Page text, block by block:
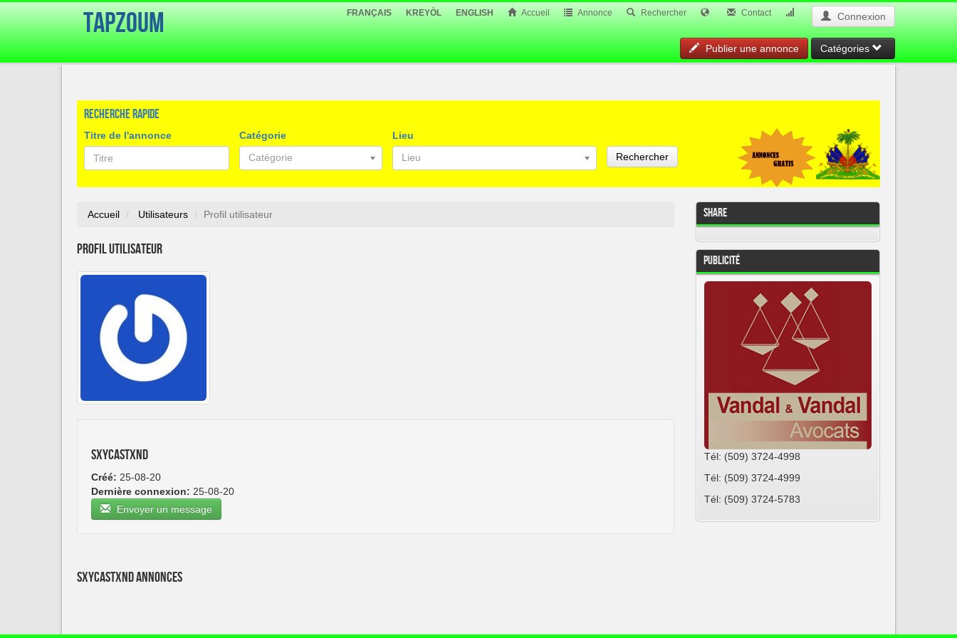
TapZoum FRANÇAIS KREYÒL ENGLISH Accueil Annonce Rechercher Contact Connexion
Publier une annonce Catégories
Recherche rapide
Titre de l'annonce
Catégorie
Catégorie
Lieu
Lieu
Rechercher
Accueil Utilisateurs Profil utilisateur
Profil utilisateur
sxycastxnd
Créé: 25-08-20
Dernière connexion: 25-08-20
Envoyer un message
sxycastxnd Annonces
Share
Publicité
Tél: (509) 3724-4998
Tél: (509) 3724-4999
Tél: (509) 3724-5783